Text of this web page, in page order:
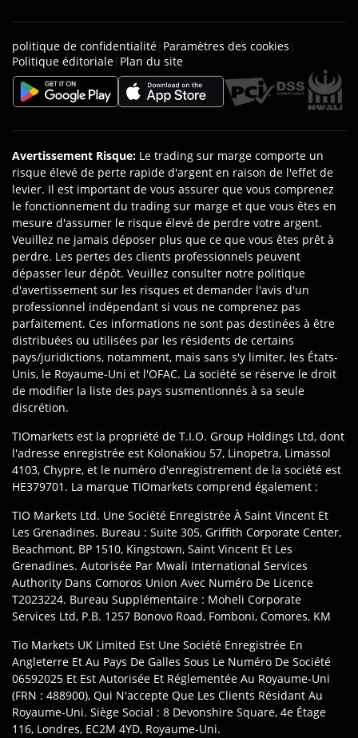
politique de confidentialité| Paramètres des cookies |
Politique éditoriale| Plan du site
Avertissement Risque: Le trading sur marge comporte un
risque élevé de perte rapide d'argent en raison de l'effet de
levier. Il est important de vous assurer que vous comprenez
le fonctionnement du trading sur marge et que vous êtes en
mesure d'assumer le risque élevé de perdre votre argent.
Veuillez ne jamais déposer plus que ce que vous êtes prêt à
perdre. Les pertes des clients professionnels peuvent
dépasser leur dépôt. Veuillez consulter notre politique
d'avertissement sur les risques et demander l'avis d'un
professionnel indépendant si vous ne comprenez pas
parfaitement. Ces informations ne sont pas destinées à être
distribuées ou utilisées par les résidents de certains
pays/juridictions, notamment, mais sans s'y limiter, les États-
Unis, le Royaume-Uni et l'OFAC. La société se réserve le droit
de modifier la liste des pays susmentionnés à sa seule
discrétion.
TIOmarkets est la propriété de T.I.O. Group Holdings Ltd, dont
l'adresse enregistrée est Kolonakiou 57, Linopetra, Limassol
4103, Chypre, et le numéro d'enregistrement de la société est
HE379701. La marque TIOmarkets comprend également :
TIO Markets Ltd. Une Société Enregistrée À Saint Vincent Et
Les Grenadines. Bureau : Suite 305, Griffith Corporate Center,
Beachmont, BP 1510, Kingstown, Saint Vincent Et Les
Grenadines. Autorisée Par Mwali International Services
Authority Dans Comoros Union Avec Numéro De Licence
T2023224. Bureau Supplémentaire : Moheli Corporate
Services Ltd, P.B. 1257 Bonovo Road, Fomboni, Comores, KM
Tio Markets UK Limited Est Une Société Enregistrée En
Angleterre Et Au Pays De Galles Sous Le Numéro De Société
06592025 Et Est Autorisée Et Réglementée Au Royaume-Uni
(FRN : 488900), Qui N'accepte Que Les Clients Résidant Au
Royaume-Uni. Siège Social : 8 Devonshire Square, 4e Étage
116, Londres, EC2M 4YD, Royaume-Uni.